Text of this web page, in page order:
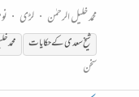
محمد خلیل الرحمٰن
لڑی
شیخ سعدی کے حکایات
محمد
سخن